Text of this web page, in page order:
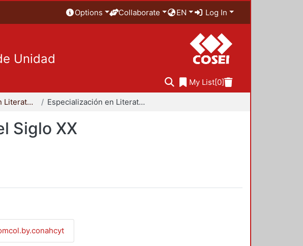
Options Collaborate EN Log In
Unidad
My List[0]
Especialización en Literatura Mexicana del Siglo XX Especialización en Literatura Mexicana del Siglo XX
Siglo XX